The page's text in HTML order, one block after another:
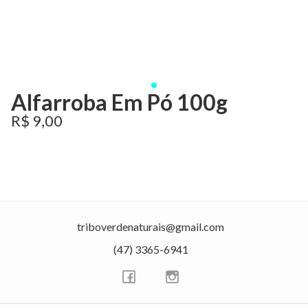
Alfarroba Em Pó 100g
R$ 9,00
triboverdenaturais@gmail.com
(47) 3365-6941